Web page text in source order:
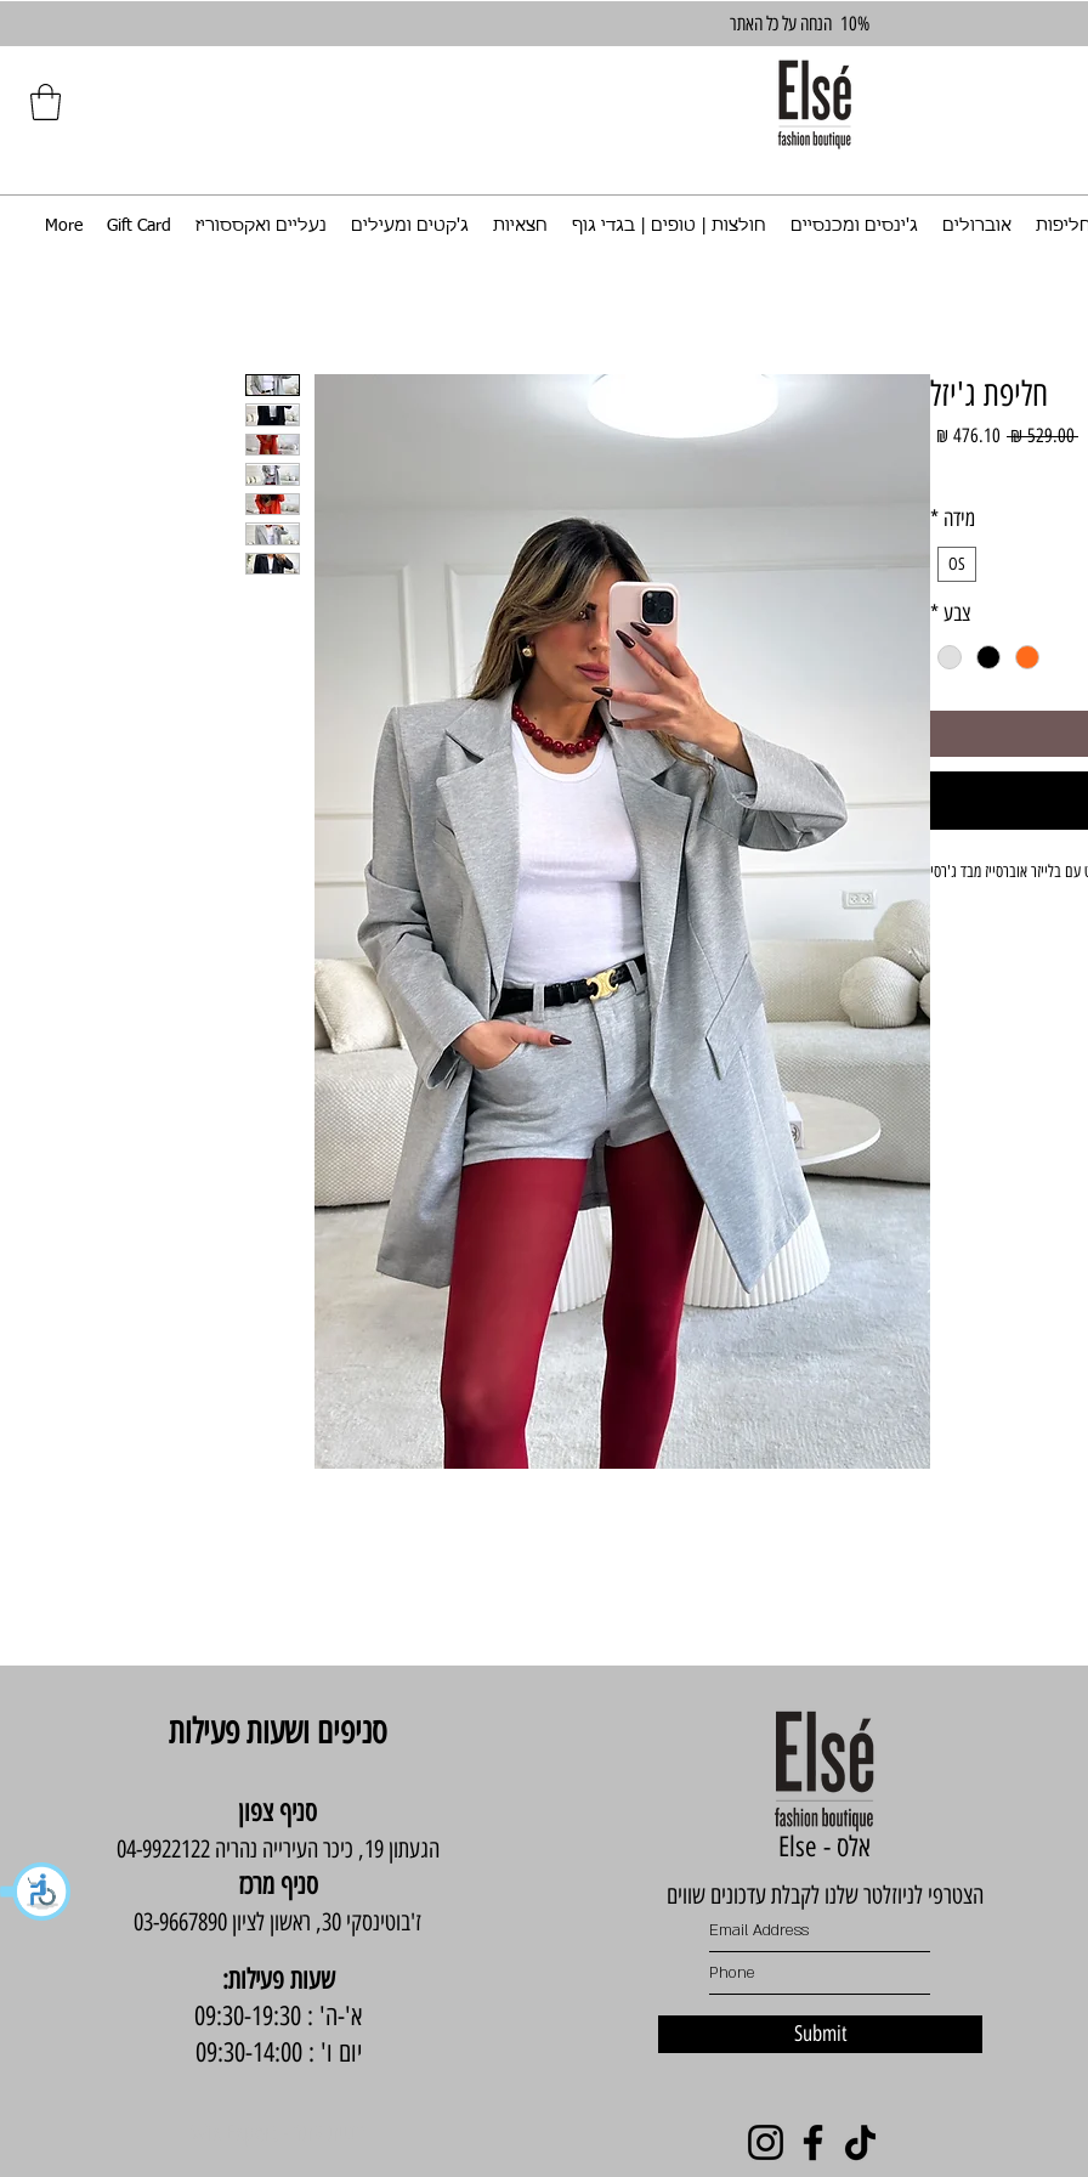
10% הנחה על כל האתר
אוברולים ג'ינסים ומכנסיים חולצות | טופים | בגדי גוף חצאיות ג'קטים ומעילים נעליים ואקססוריז Gift Card
More
חליפת ג'יזל
‏529.00 ‏₪
מחיר
מידה *
OS
צבע*
בלייזר אוברסייז מבד ג'רסי
סניפים ושעות פעילות
סניף צפון
הגעתון 19, כיכר העירייה נהריה 04-9922122
סניף מרכז
ז'בוטינסקי 30, ראשון לציון 03-9667890
:שעות פעילות
א'-ה' : 09:30-19:30
יום ו' : 09:30-14:00
Else - אלס
הצטרפי לניוזלטר שלנו לקבלת עדכונים שווים
Submit